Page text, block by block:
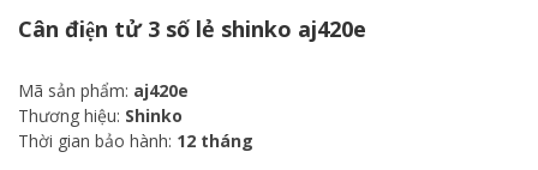
Cân điện tử 3 số lẻ shinko aj420e
Mã sản phẩm: aj420e
Thương hiệu: Shinko
Thời gian bảo hành: 12 tháng